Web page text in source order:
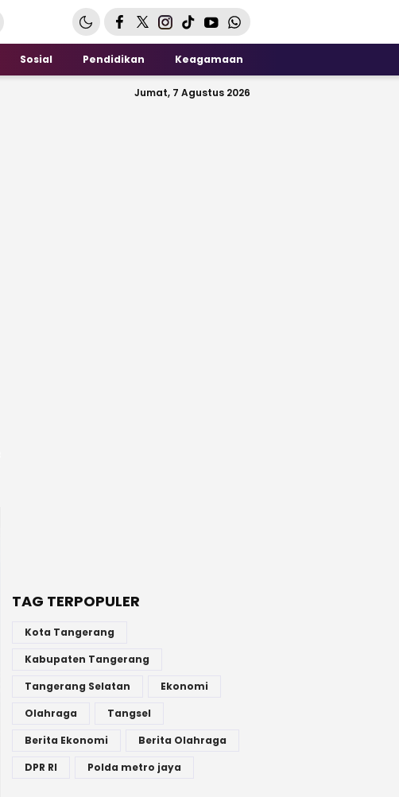
Sosial Pendidikan Keagamaan
Jumat, 7 Agustus 2026
TAG TERPOPULER
Kota Tangerang
Kabupaten Tangerang
Tangerang Selatan
Ekonomi
Olahraga
Tangsel
Berita Ekonomi
Berita Olahraga
DPR RI
Polda metro jaya